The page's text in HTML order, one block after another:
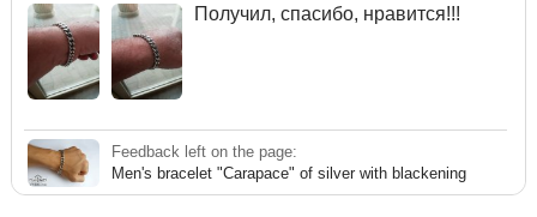
Получил, спасибо, нравится!!!
Feedback left on the page:
Men's bracelet "Carapace" of silver with blackening